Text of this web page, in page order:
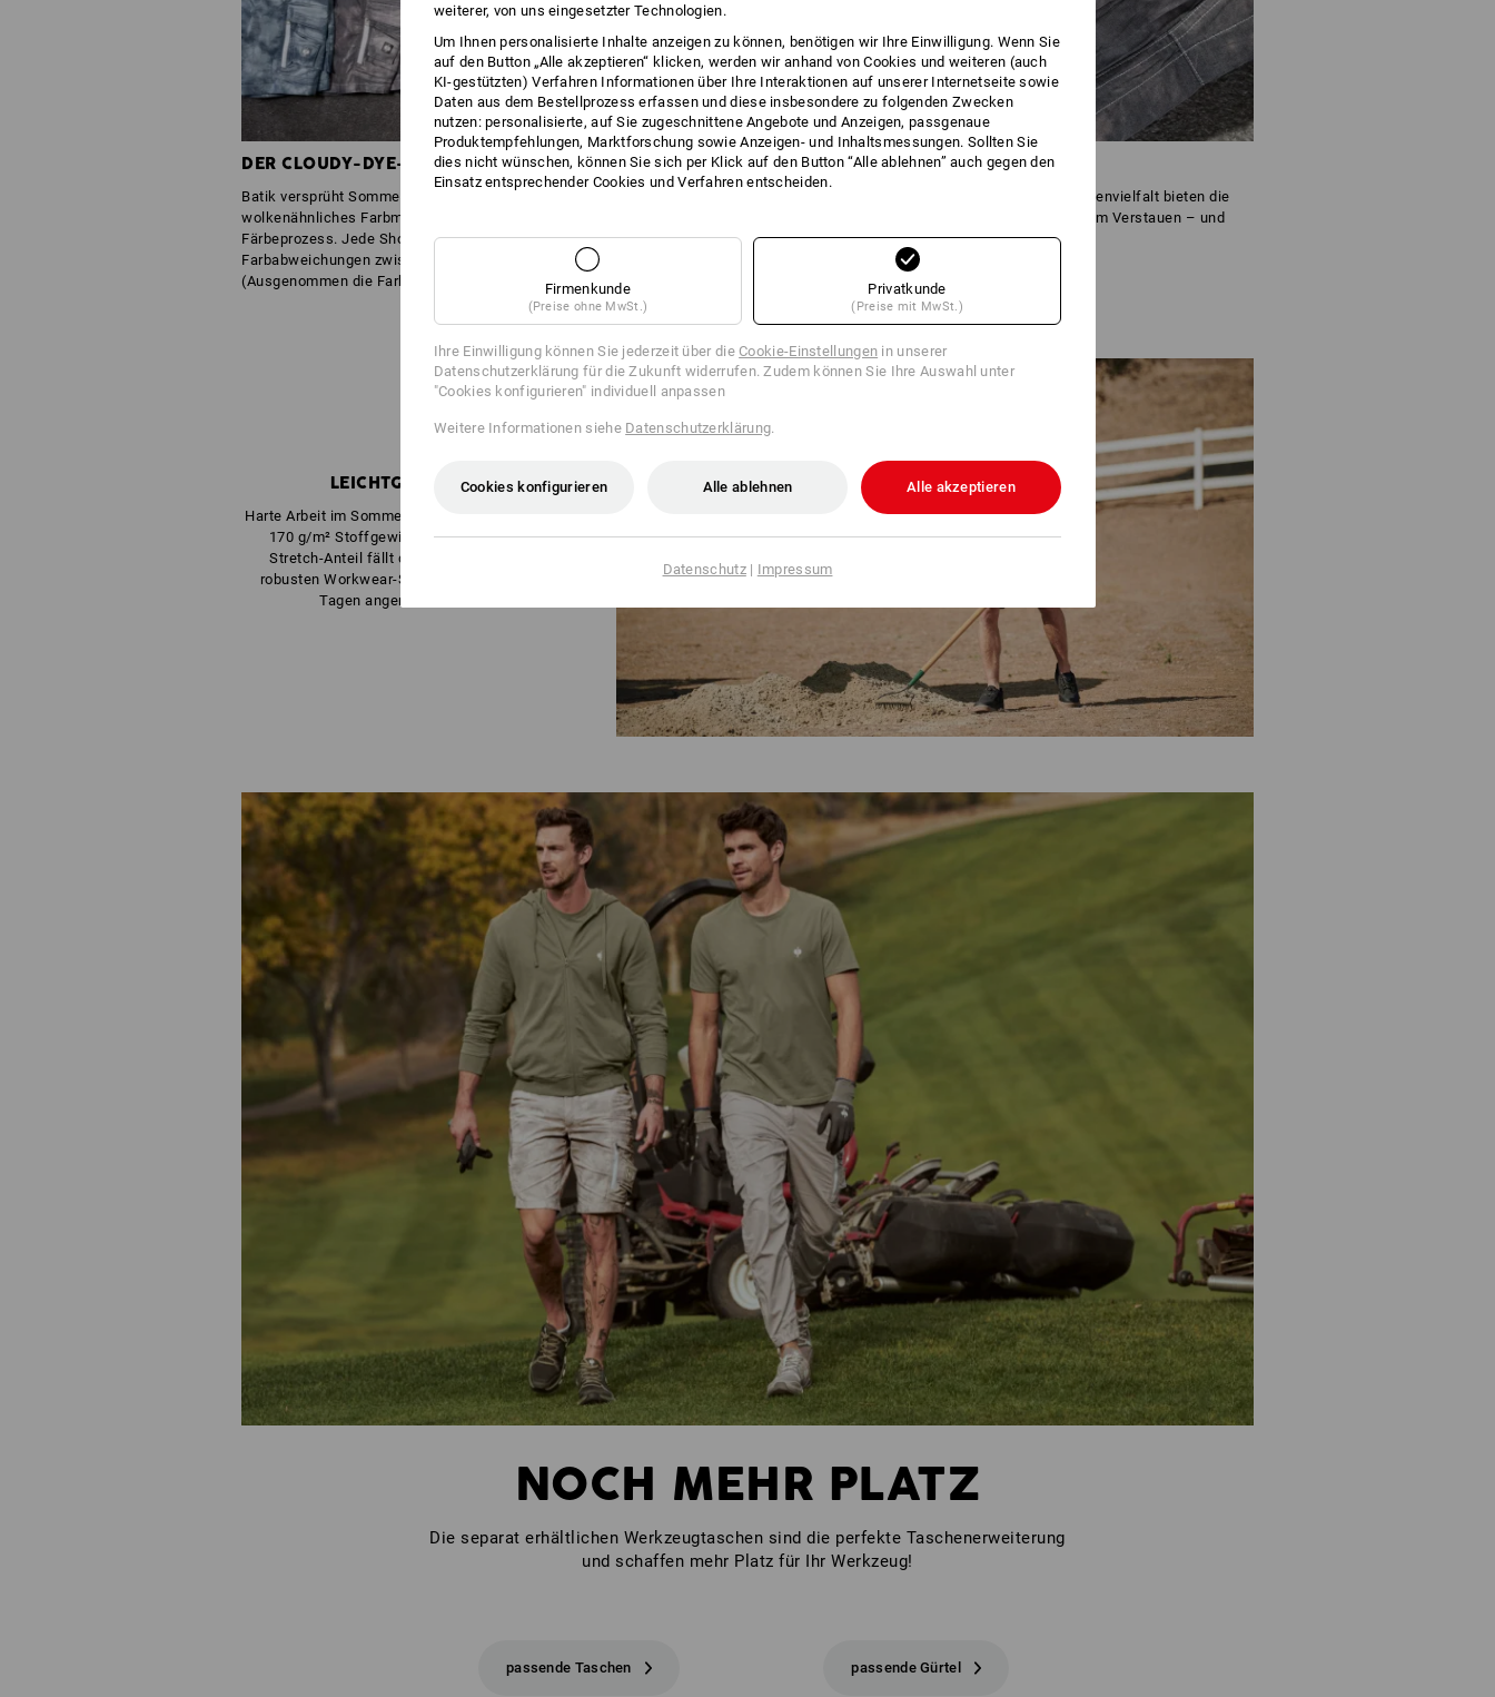
DER CLOUDY-DYE-EFFEKT
Batik versprüht Sommer-Vibes! Der Cloudy-Dye-Effekt, ein
wolkenähnliches Farbmuster, entsteht in einem aufwendigen
Färbeprozess. Jede Short ist ein Unikat – daher kann es zu
Farbabweichungen zwischen einzelnen Produkten kommen.
(Ausgenommen die Farbe schwarz)
TASCHENWUNDER
Da steckt einiges drin! Mit ihrer cleveren Taschenvielfalt bieten die
Sommerhosen motion ten jede Menge Raum zum Verstauen – und
machen so die Hände frei für’s Wesentliche!
LEICHTGEWICHT
Harte Arbeit im Sommer? Ein Leichtes! Mit nur
170 g/m² Stoffgewicht und bequemem
Stretch-Anteil fällt die Arbeit in diesem
robusten Workwear-Stoff auch an heißen
Tagen angenehm leicht.
NOCH MEHR PLATZ
Die separat erhältlichen Werkzeugtaschen sind die perfekte Taschenerweiterung
und schaffen mehr Platz für Ihr Werkzeug!
passende Taschen passende Gürtel
weiterer, von uns eingesetzter Technologien.
Um Ihnen personalisierte Inhalte anzeigen zu können, benötigen wir Ihre Einwilligung. Wenn Sie
auf den Button „Alle akzeptieren“ klicken, werden wir anhand von Cookies und weiteren (auch
KI-gestützten) Verfahren Informationen über Ihre Interaktionen auf unserer Internetseite sowie
Daten aus dem Bestellprozess erfassen und diese insbesondere zu folgenden Zwecken
nutzen: personalisierte, auf Sie zugeschnittene Angebote und Anzeigen, passgenaue
Produktempfehlungen, Marktforschung sowie Anzeigen- und Inhaltsmessungen. Sollten Sie
dies nicht wünschen, können Sie sich per Klick auf den Button “Alle ablehnen” auch gegen den
Einsatz entsprechender Cookies und Verfahren entscheiden.
Firmenkunde
(Preise ohne MwSt.)
Privatkunde
(Preise mit MwSt.)
Ihre Einwilligung können Sie jederzeit über dieCookie-Einstellungen in unserer
Datenschutzerklärung für die Zukunft widerrufen. Zudem können Sie Ihre Auswahl unter
"Cookies konfigurieren" individuell anpassen
Weitere Informationen siehe Datenschutzerklärung.
Cookies konfigurieren Alle ablehnen Alle akzeptieren
Datenschutz| Impressum